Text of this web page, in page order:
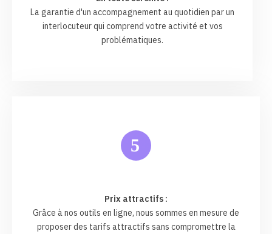
La garantie d'un accompagnement au quotidien par un
interlocuteur qui comprend votre activité et vos
problématiques.
5
Prix attractifs :
Grâce à nos outils en ligne, nous sommes en mesure de
proposer des tarifs attractifs sans compromettre la